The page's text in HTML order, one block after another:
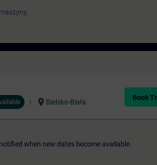
location_on Bielsko-Biała
Book
when new dates become available.